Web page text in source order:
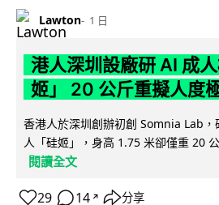
Lawton 1 日
港人深圳設廠研 AI 成
姬」 20 公斤重擬人度
香港人於深圳創辦初創 Somnia Lab
人「硅姬」，身高 1.75 米卻僅重 20
閱讀全文
29 14 ↗ 分享